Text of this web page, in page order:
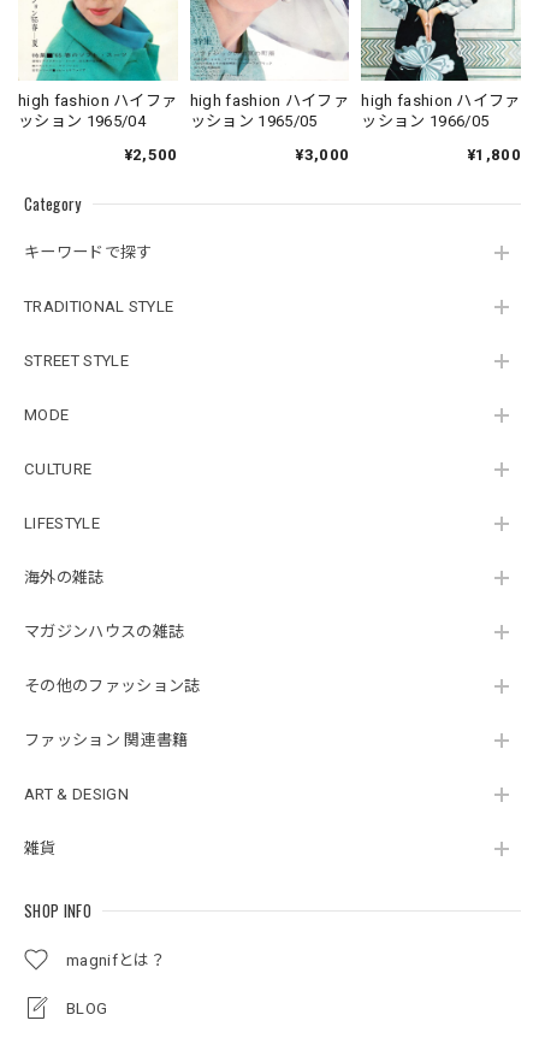
Category
キーワードで探す
TRADITIONAL STYLE
STREET STYLE
MODE
CULTURE
LIFESTYLE
海外の雑誌
マガジンハウスの雑誌
その他のファッション誌
ファッション 関連書籍
ART & DESIGN
雑貨
SHOP INFO
magnifとは？
BLOG
high fashion ハイファ
ッション 1965/04
¥2,500
high fashion ハイファ
ッション 1965/05
¥3,000
high fashion ハイファ
ッション 1966/05
¥1,800